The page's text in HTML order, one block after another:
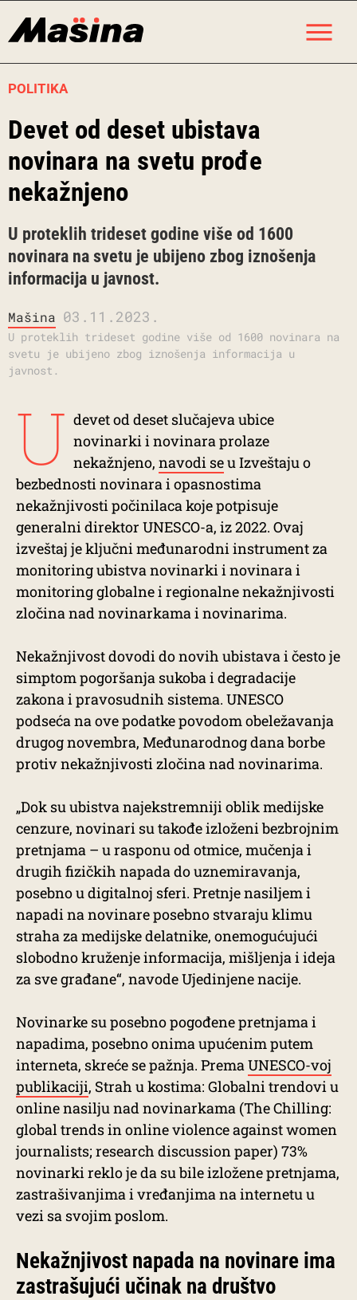
POLITIKA
Devet od deset ubistava
novinara na svetu prođe
nekažnjeno
U proteklih trideset godine više od 1600
novinara na svetu je ubijeno zbog iznošenja
informacija u javnost.
Mašina 03.11.2023.
U proteklih trideset godine više od 1600 novinara na
svetu je ubijeno zbog iznošenja informacija u
javnost.
U devet od deset slučajeva ubice
novinarki i novinara prolaze
nekažnjeno, navodi seu Izveštaju o
bezbednosti novinara i opasnostima
nekažnjivosti počinilaca koje potpisuje
generalni direktor UNESCO-a, iz 2022. Ovaj
izveštaj je ključni međunarodni instrument za
monitoring ubistva novinarki i novinara i
monitoring globalne i regionalne nekažnjivosti
zločina nad novinarkama i novinarima.
Nekažnjivost dovodi do novih ubistava i često je
simptom pogoršanja sukoba i degradacije
zakona i pravosudnih sistema. UNESCO
podseća na ove podatke povodom obeležavanja
drugog novembra, Međunarodnog dana borbe
protiv nekažnjivosti zločina nad novinarima.
„Dok su ubistva najekstremniji oblik medijske
cenzure, novinari su takođe izloženi bezbrojnim
pretnjama – u rasponu od otmice, mučenja i
drugih fizičkih napada do uznemiravanja,
posebno u digitalnoj sferi. Pretnje nasiljem i
napadi na novinare posebno stvaraju klimu
straha za medijske delatnike, onemogućujući
slobodno kruženje informacija, mišljenja i ideja
za sve građane“, navode Ujedinjene nacije.
Novinarke su posebno pogođene pretnjama i
napadima, posebno onima upućenim putem
interneta, skreće se pažnja. PremaUNESCO-voj
publikaciji, Strah u kostima: Globalni trendovi u
online nasilju nad novinarkama (The Chilling:
global trends in online violence against women
journalists; research discussion paper) 73%
novinarki reklo je da su bile izložene pretnjama,
zastrašivanjima i vređanjima na internetu u
vezi sa svojim poslom.
Nekažnjivost napada na novinare ima
zastrašujući učinak na društvo